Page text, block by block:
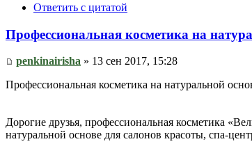
Ответить с цитатой
Профессиональная косметика на
penkinairisha » 13 сен 2017, 15:28
Профессиональная косметика на натуральной
Дорогие друзья, профессиональная косметика
натуральной основе для салонов красоты, cпа-